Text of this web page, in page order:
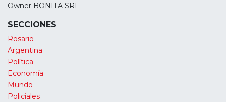
Owner BONITA SRL
SECCIONES
Rosario
Argentina
Política
Economía
Mundo
Policiales